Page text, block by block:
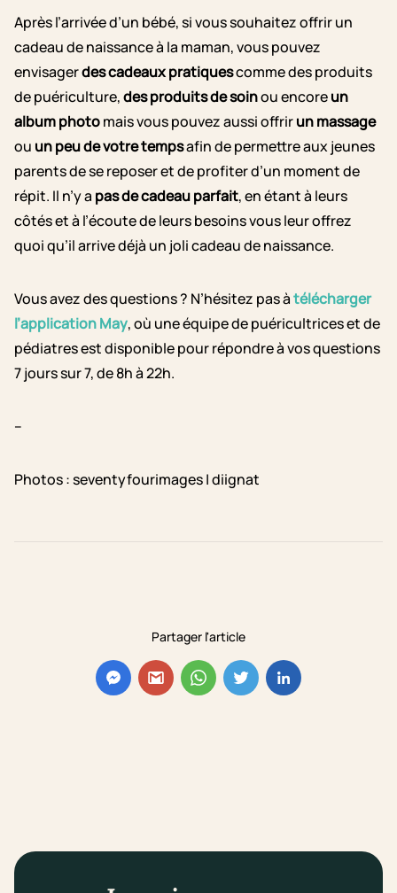
Partager l'article
Après l’arrivée d’un bébé, si vous souhaitez offrir un
cadeau de naissance à la maman, vous pouvez
envisagerdes cadeaux pratiquescomme des produits
de puériculture,des produits de soinou encoreun
album photomais vous pouvez aussi offrirun massage
ou un peu de votre tempsafin de permettre aux jeunes
parents de se reposer et de profiter d’un moment de
répit. Il n’y a pas de cadeau parfait, en étant à leurs
côtés et à l’écoute de leurs besoins vous leur offrez
quoi qu’il arrive déjà un joli cadeau de naissance.
Vous avez des questions ? N’hésitez pas àtélécharger
l’application May, où une équipe de puéricultrices et de
pédiatres est disponible pour répondre à vos questions
7 jours sur 7, de 8h à 22h.
–
Photos : seventyfourimages | diignat